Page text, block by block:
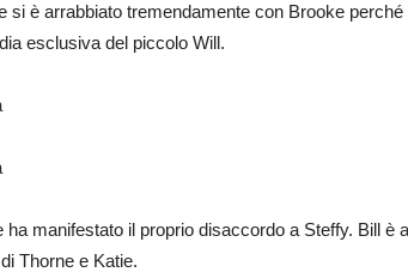
si è arrabbiato tremendamente con Brooke
esclusiva del piccolo Will.
ha manifestato il proprio disaccordo a Steffy. Bill è
Thorne e Katie.